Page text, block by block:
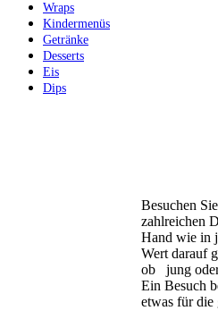
Wraps
Kindermenüs
Getränke
Desserts
Eis
Dips
Besuchen
zahlreichen
Hand wie in
Wert darauf
ob jung
Ein Besuch
etwas für die